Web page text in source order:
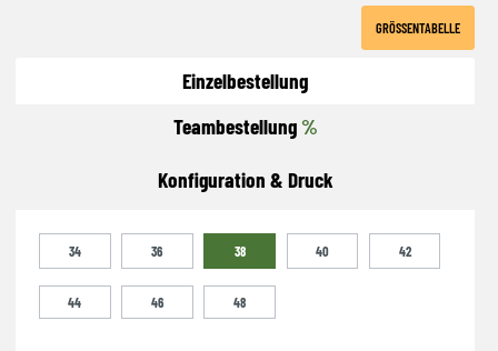
GRÖSSENTABELLE
Einzelbestellung
Teambestellung %
Konfiguration & Druck
34 36 38 40 42
44 46 48